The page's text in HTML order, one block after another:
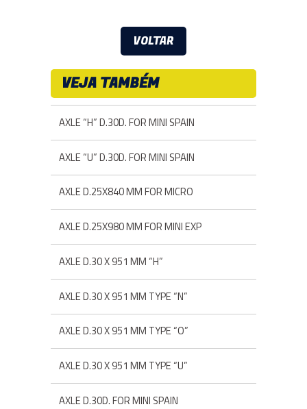
VOLTAR
VEJA TAMBÉM
AXLE “H” D.30D. FOR MINI SPAIN
AXLE “U” D.30D. FOR MINI SPAIN
AXLE D.25X840 MM FOR MICRO
AXLE D.25X980 MM FOR MINI EXP
AXLE D.30 X 951 MM “H”
AXLE D.30 X 951 MM TYPE “N”
AXLE D.30 X 951 MM TYPE “O”
AXLE D.30 X 951 MM TYPE “U”
AXLE D.30D. FOR MINI SPAIN